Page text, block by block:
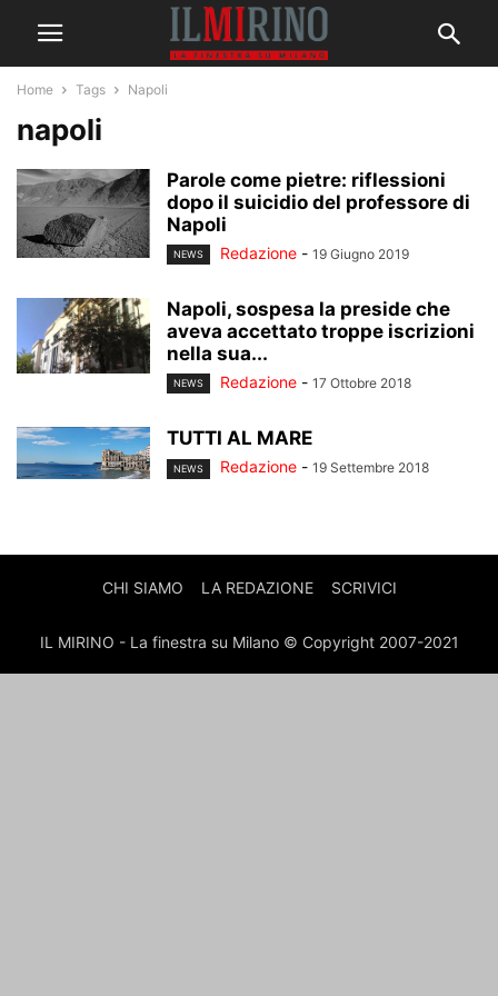
Home Tags Napoli
napoli
Parole come pietre: riflessioni
dopo il suicidio del professore di
Napoli
NEWS Redazione - 19 Giugno 2019
Napoli, sospesa la preside che
aveva accettato troppe iscrizioni
nella sua...
NEWS Redazione - 17 Ottobre 2018
TUTTI AL MARE
NEWS Redazione - 19 Settembre 2018
CHI SIAMO LA REDAZIONE SCRIVICI
IL MIRINO - La finestra su Milano © Copyright 2007-2021